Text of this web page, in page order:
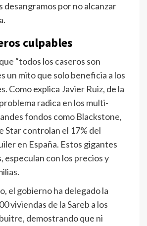
desangramos por no alcanzar
culpables
“todos los caseros son
un mito que solo beneficia a los
Como explica Javier Ruiz, de la
radica en los multi-
fondos como Blackstone,
Star controlan el 17% del
en España. Estos gigantes
especulan con los precios y
el gobierno ha delegado la
viviendas de la Sareb a los
demostrando que ni